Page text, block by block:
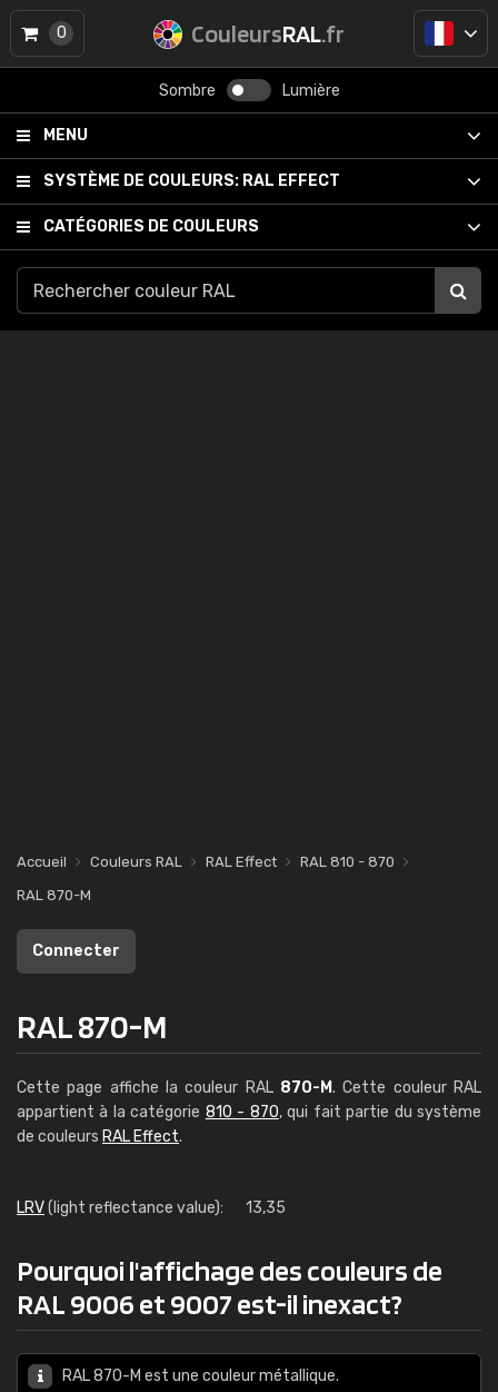
CouleursRAL.fr
Sombre Lumière
MENU
SYSTÈME DE COULEURS: RAL EFFECT
CATÉGORIES DE COULEURS
0
Accueil Couleurs RAL RAL Effect
RAL 810 - 870
RAL 870-M
Connecter
RAL 870-M
Cette page affiche la couleur RAL 870-M. Cette couleur RAL
appartient à la catégorie 810 - 870, qui fait partie du système
de couleurs RAL Effect.
LRV(light reflectance value): 13,35
Pourquoi l'affichage des couleurs de
RAL 9006 et 9007 est-il inexact?
RAL 870-M est une couleur métallique.